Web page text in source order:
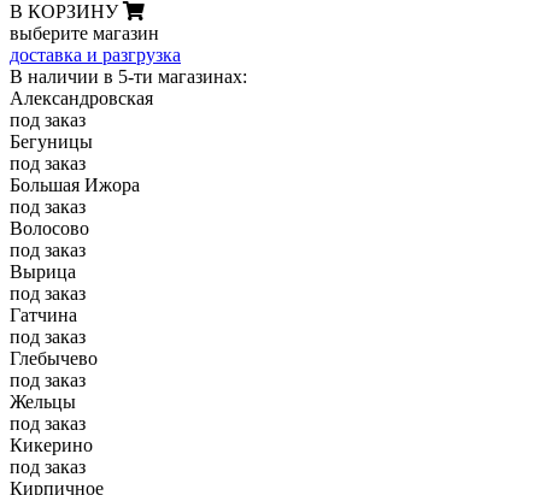
В КОРЗИНУ
выберите магазин
доставка и разгрузка
В наличии в 5-ти магазинах:
Александровская
под заказ
Бегуницы
под заказ
Большая Ижора
под заказ
Волосово
под заказ
Вырица
под заказ
Гатчина
под заказ
Глебычево
под заказ
Жельцы
под заказ
Кикерино
под заказ
Кирпичное